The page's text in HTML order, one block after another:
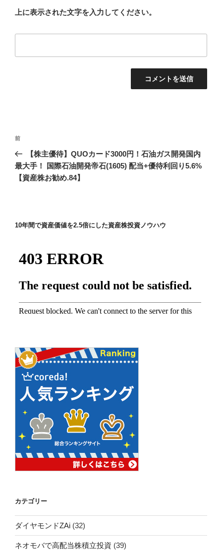
上に表示された文字を入力してください。
投
ナ
ビ
ョ
前
の
投
稿
前
【株主優待】QUOカード3000円！石油ガス開発国内
最大手！ 国際石油開発帝石(1605) 配当+優待利回り5.6%
【資産株お勧め.84】
10年間で資産価値を2.5倍にした資産株投資ノウハウ
カテゴリー
ダイヤモンドZAi (32)
ネオモバで高配当株積立投資 (39)